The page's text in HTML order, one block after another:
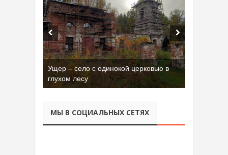
Ущер – село с одинокой церковью в
глухом лесу
МЫ В СОЦИАЛЬНЫХ СЕТЯХ